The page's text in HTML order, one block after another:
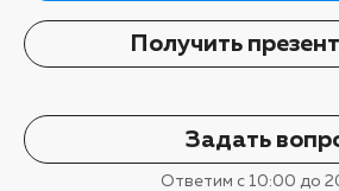
Получить
Задать
Ответим с 10:00 до